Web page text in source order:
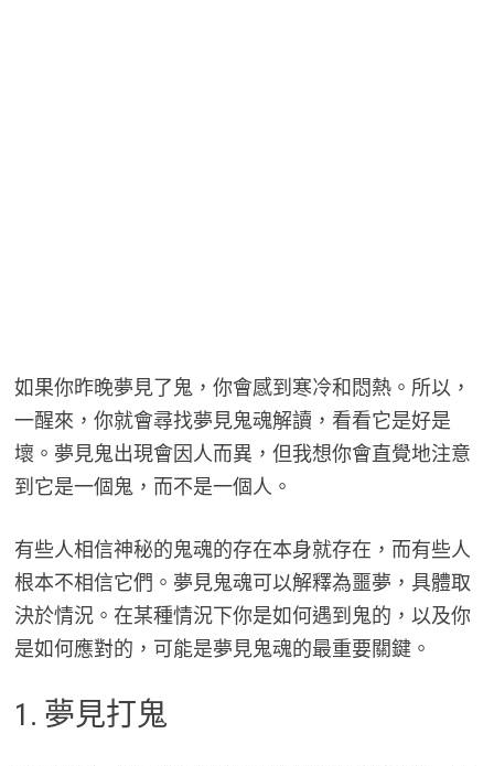
如果你昨晚夢見了鬼，你會感到寒冷和悶熱。所以，
一醒來，你就會尋找夢見鬼魂解讀，看看它是好是
壞。夢見鬼出現會因人而異，但我想你會直覺地注意
到它是一個鬼，而不是一個人。
有些人相信神秘的鬼魂的存在本身就存在，而有些人
根本不相信它們。夢見鬼魂可以解釋為噩夢，具體取
決於情況。在某種情況下你是如何遇到鬼的，以及你
是如何應對的，可能是夢見鬼魂的最重要關鍵。
1. 夢見打鬼